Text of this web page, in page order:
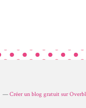
Créer un blog gratuit sur